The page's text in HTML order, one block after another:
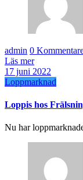
admin 0
Läs mer
17 juni 2022
Loppmarknad
Loppis hos
Nu har